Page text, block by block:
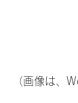
（画像は、